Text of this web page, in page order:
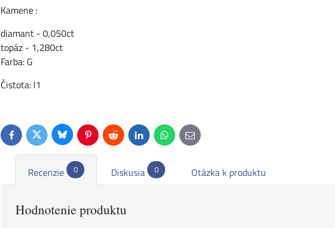
Kamene :
diamant - 0,050ct
topáz - 1,280ct
Farba: G
Čistota: I1
FacebookTwitterBlueskyPinterestReddit LinkedInWhatsApp
E-
mail
Recenzie 0 Diskusia 0 Otázka k produktu
Hodnotenie produktu